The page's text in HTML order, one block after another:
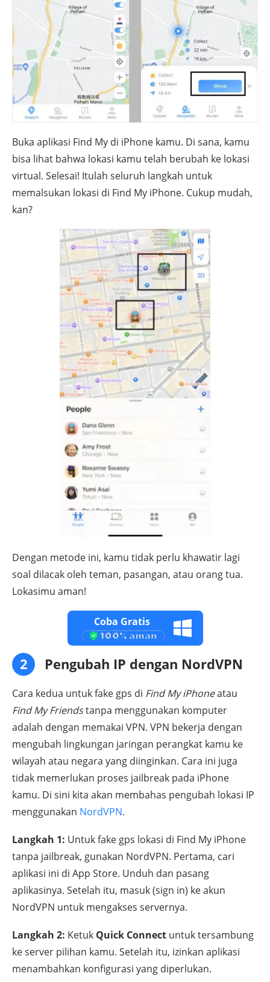
Buka aplikasi Find My di iPhone kamu. Di sana, kamu
bisa lihat bahwa lokasi kamu telah berubah ke lokasi
virtual. Selesai! Itulah seluruh langkah untuk
memalsukan lokasi di Find My iPhone. Cukup mudah,
kan?
Dengan metode ini, kamu tidak perlu khawatir lagi
soal dilacak oleh teman, pasangan, atau orang tua.
Lokasimu aman!
Coba Gratis
2 Pengubah IP dengan NordVPN
Cara kedua untuk fake gps di Find My iPhoneatau
Find My Friendstanpa menggunakan komputer
adalah dengan memakai VPN. VPN bekerja dengan
mengubah lingkungan jaringan perangkat kamu ke
wilayah atau negara yang diinginkan. Cara ini juga
tidak memerlukan proses jailbreak pada iPhone
kamu. Di sini kita akan membahas pengubah lokasi IP
menggunakan NordVPN.
Langkah 1: Untuk fake gps lokasi di Find My iPhone
tanpa jailbreak, gunakan NordVPN. Pertama, cari
aplikasi ini di App Store. Unduh dan pasang
aplikasinya. Setelah itu, masuk (sign in) ke akun
NordVPN untuk mengakses servernya.
Langkah 2: Ketuk Quick Connect untuk tersambung
ke server pilihan kamu. Setelah itu, izinkan aplikasi
menambahkan konfigurasi yang diperlukan.